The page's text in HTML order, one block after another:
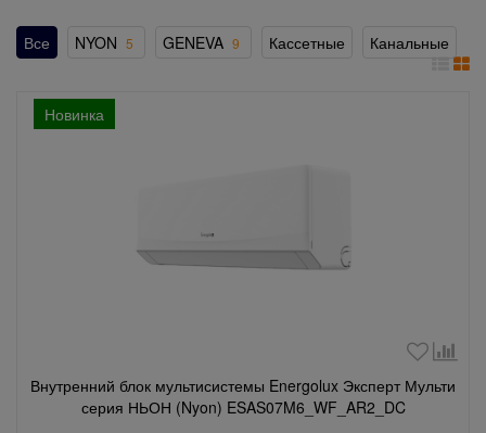
Все NYON 5 GENEVA 9 Кассетные Канальные
Новинка
Внутренний блок мультисистемы Energolux Эксперт Мульти
серия НЬОН (Nyon) ESAS07M6_WF_AR2_DC